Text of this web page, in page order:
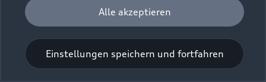
Alle akzeptieren
Einstellungen speichern und fortfahren